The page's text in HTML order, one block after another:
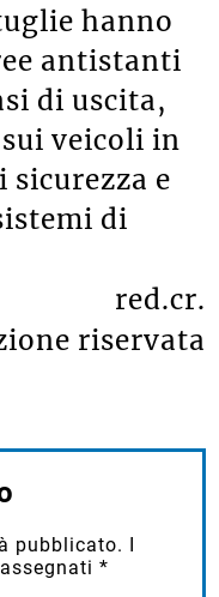
hanno
antistanti
di uscita,
veicoli in
e
di
red.cr.
riservata
pubblicato. I
*